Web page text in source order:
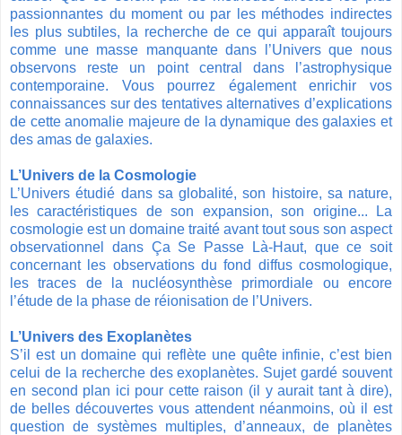
passionnantes du moment ou par les méthodes indirectes
les plus subtiles, la recherche de ce qui apparaît toujours
comme une masse manquante dans l’Univers que nous
observons reste un point central dans l’astrophysique
contemporaine. Vous pourrez également enrichir vos
connaissances sur des tentatives alternatives d’explications
de cette anomalie majeure de la dynamique des galaxies et
des amas de galaxies.
L’Univers de la Cosmologie
L’Univers étudié dans sa globalité, son histoire, sa nature,
les caractéristiques de son expansion, son origine... La
cosmologie est un domaine traité avant tout sous son aspect
observationnel dans Ça Se Passe Là-Haut, que ce soit
concernant les observations du fond diffus cosmologique,
les traces de la nucléosynthèse primordiale ou encore
l’étude de la phase de réionisation de l’Univers.
L’Univers des Exoplanètes
S’il est un domaine qui reflète une quête infinie, c’est bien
celui de la recherche des exoplanètes. Sujet gardé souvent
en second plan ici pour cette raison (il y aurait tant à dire),
de belles découvertes vous attendent néanmoins, où il est
question de systèmes multiples, d’anneaux, de planètes